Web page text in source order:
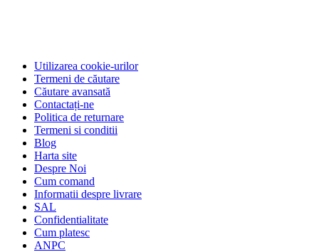
Utilizarea cookie-urilor
Termeni de căutare
Căutare avansată
Contactați-ne
Politica de returnare
Termeni si conditii
Blog
Harta site
Despre Noi
Cum comand
Informatii despre livrare
SAL
Confidentialitate
Cum platesc
ANPC